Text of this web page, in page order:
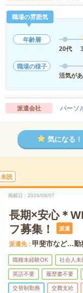
職場の雰囲気
年齢層
20代
職場の様子
活気が
派遣会社 パーソ
気になる！
未読
掲載日 2026/08/07
長期×安心＊
フ募集！
派遣
派遣先 甲斐市など…勤
職種未経験OK 社会人未
英語不要 履歴書不要
交替制勤務 交費支給